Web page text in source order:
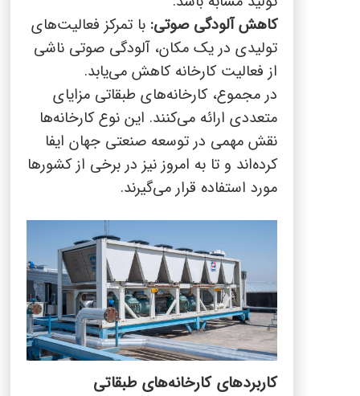
کاهش آلودگی صوتی: با تمرکز فعالیت‌های
تولیدی در یک مکان، آلودگی صوتی ناشی
از فعالیت کارخانه کاهش می‌یابد.
در مجموع، کارخانه‌های طبقاتی مزایای
متعددی ارائه می‌کنند. این نوع کارخانه‌ها
نقش مهمی در توسعه صنعتی جهان ایفا
کرده‌اند و تا به امروز نیز در برخی از کشورها
مورد استفاده قرار می‌گیرند.
کاربردهای کارخانه‌های طبقاتی